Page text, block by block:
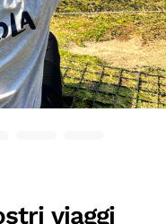
viaggi